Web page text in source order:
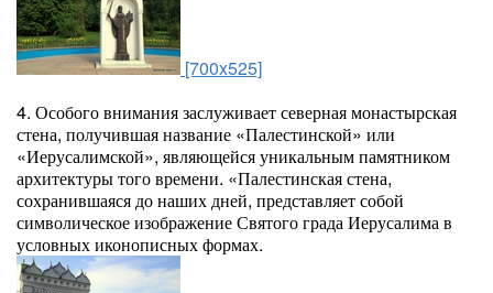
[700x525]
4. Особого внимания заслуживает северная монастырская
стена, получившая название «Палестинской» или
«Иерусалимской», являющейся уникальным памятником
архитектуры того времени. «Палестинская стена,
сохранившаяся до наших дней, представляет собой
символическое изображение Святого града Иерусалима в
условных иконописных формах.